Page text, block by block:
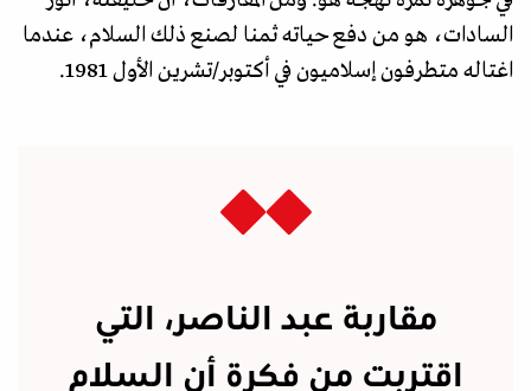
السادات، هو من دفع حياته ثمنا لصنع ذلك السلام، عندما
اغتاله متطرفون إسلاميون في أكتوبر/تشرين الأول 1981.
مقاربة عبد الناصر، التي
اقتربت من فكرة أن السلام